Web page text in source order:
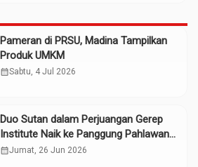
Pameran di PRSU, Madina Tampilkan
Produk UMKM
calendar_monthSabtu, 4 Jul 2026
Duo Sutan dalam Perjuangan Gerep
Institute Naik ke Panggung Pahlawan
Nasional
calendar_monthJumat, 26 Jun 2026